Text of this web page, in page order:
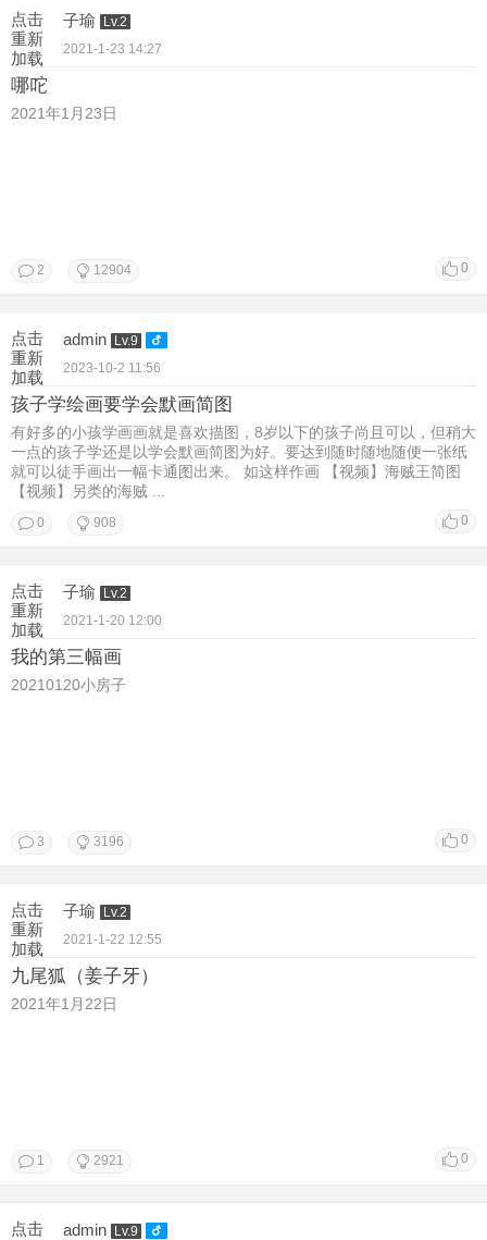
点击
重新
加载
子瑜
Lv.2
2021-1-23 14:27
哪咜
2021年1月23日
0
2 12904
点击
重新
加载
admin
Lv.9
2023-10-2 11:56
孩子学绘画要学会默画简图
有好多的小孩学画画就是喜欢描图，8岁以下的孩子尚且可以，但稍大
一点的孩子学还是以学会默画简图为好。要达到随时随地随便一张纸
就可以徒手画出一幅卡通图出来。 如这样作画 【视频】海贼王简图
【视频】另类的海贼 ...
0
0 908
点击
重新
加载
子瑜
Lv.2
2021-1-20 12:00
我的第三幅画
20210120小房子
0
3 3196
点击
重新
加载
子瑜
Lv.2
2021-1-22 12:55
九尾狐（姜子牙）
2021年1月22日
0
1 2921
点击
admin Lv.9